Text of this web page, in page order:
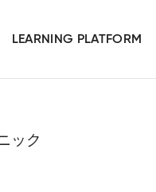
LEARNING PLATFORM
ック